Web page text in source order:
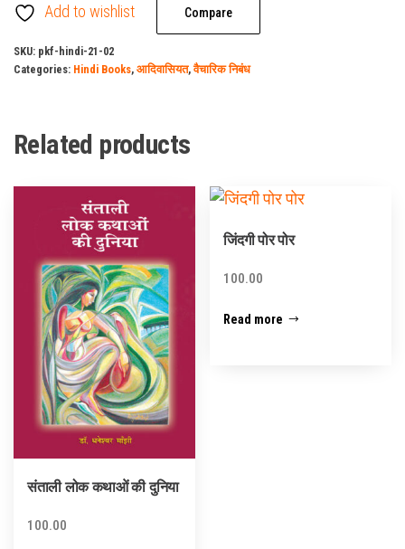
साहित्यAdd to wishlist Compare
SKU: pkf-hindi-21-02
Categories: Hindi Books, आदिवासियत,वैचारिक निबंध
Related products
संताली लोक कथाओं की दुनिया
100.00
जिंदगी पोर पोर
100.00
Read more